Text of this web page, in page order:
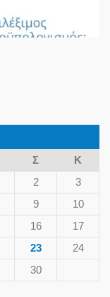
Σ
Κ
2
3
9
10
16
17
23
24
30